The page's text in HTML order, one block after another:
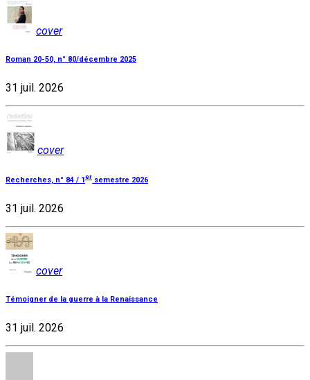
cover
Roman 20-50, n° 80/décembre 2025
31 juil. 2026
cover
Recherches, n° 84 / 1 er semestre 2026
31 juil. 2026
cover
Témoigner de la guerre à la Renaissance
31 juil. 2026